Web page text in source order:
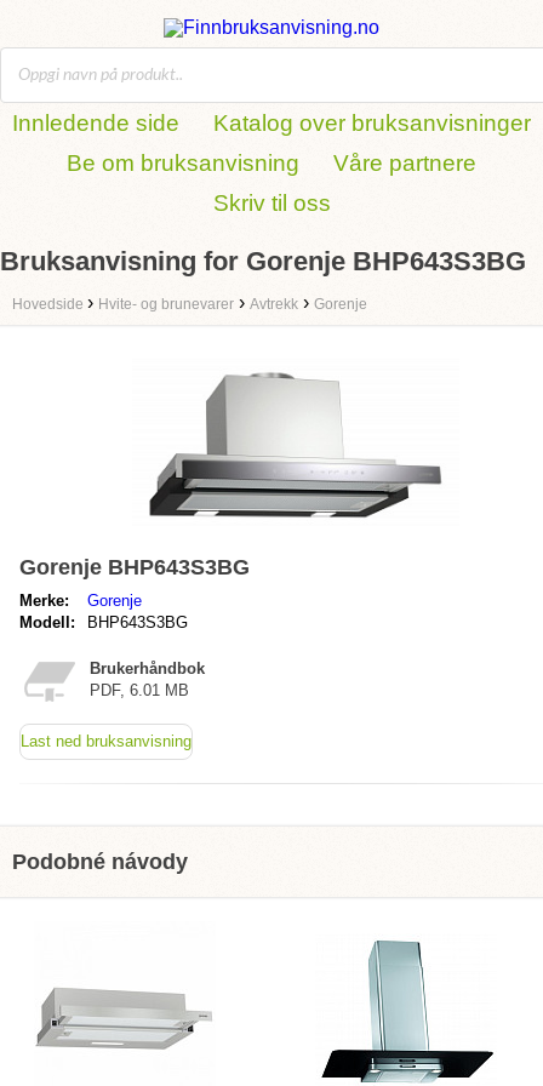
Innledende side
Katalog over bruksanvisninger
Be om bruksanvisning
Våre partnere
Skriv til oss
Bruksanvisning for Gorenje BHP643S3BG
Hovedside › Hvite- og brunevarer › Avtrekk › Gorenje
Gorenje BHP643S3BG
Merke:
Gorenje
Modell:
BHP643S3BG
Brukerhåndbok
PDF, 6.01 MB
Last ned bruksanvisning
Podobné návody